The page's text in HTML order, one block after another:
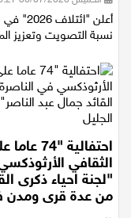
الخميس 30/07/2026 16:27
أعلن
الثقافي
"لجنة احياء ذكرى
من عدة قرى ومدن